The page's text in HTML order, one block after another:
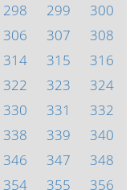
298 299
300
306 307
308
314 315
316
322 323
324
330 331
332
338 339
340
346 347
348
354 355 356